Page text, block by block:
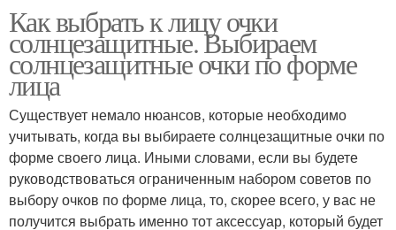
Как выбрать к лицу очки
солнцезащитные. Выбираем
солнцезащитные очки по форме
лица
Существует немало нюансов, которые необходимо
учитывать, когда вы выбираете солнцезащитные очки по
форме своего лица. Иными словами, если вы будете
руководствоваться ограниченным набором советов по
выбору очков по форме лица, то, скорее всего, у вас не
получится выбрать именно тот аксессуар, который будет